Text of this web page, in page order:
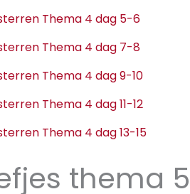
Thema 4 dag 5-6
Thema 4 dag 7-8
Thema 4 dag 9-10
Thema 4 dag 11-12
Thema 4 dag 13-15
thema 5